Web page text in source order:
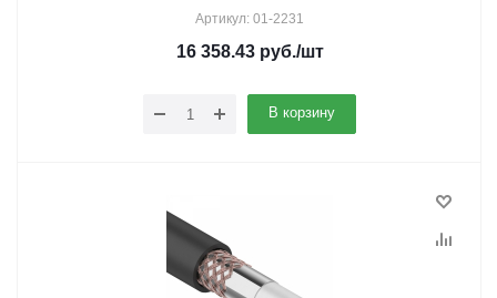
Артикул: 01-2231
16 358.43руб./шт
В корзину